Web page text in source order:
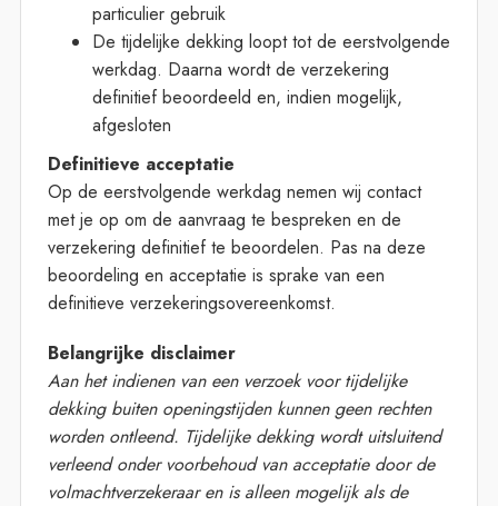
particulier gebruik
De tijdelijke dekking loopt tot de eerstvolgende
werkdag. Daarna wordt de verzekering
definitief beoordeeld en, indien mogelijk,
afgesloten
Definitieve acceptatie
Op de eerstvolgende werkdag nemen wij contact
met je op om de aanvraag te bespreken en de
verzekering definitief te beoordelen. Pas na deze
beoordeling en acceptatie is sprake van een
definitieve verzekeringsovereenkomst.
Belangrijke disclaimer
Aan het indienen van een verzoek voor tijdelijke
dekking buiten openingstijden kunnen geen rechten
worden ontleend. Tijdelijke dekking wordt uitsluitend
verleend onder voorbehoud van acceptatie door de
volmachtverzekeraar en is alleen mogelijk als de